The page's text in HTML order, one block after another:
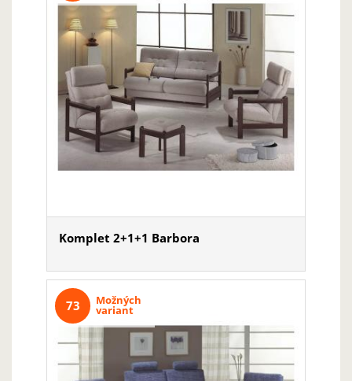
Komplet 2+1+1 Barbora
Možných
variant
73